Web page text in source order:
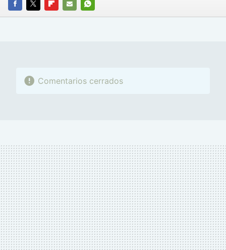
FACEBOOK
TWITTERFLIPBOARD
E-
WHATSAPP
Comentarios cerrados